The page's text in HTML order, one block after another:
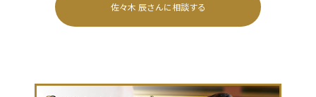
佐々木 辰さんに相談する